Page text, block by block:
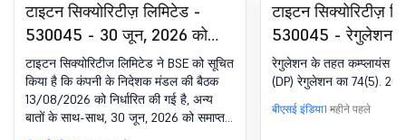
टाइटन सिक्योरिटीज़ लिमिटेड -
530045 - 30 जून, 2026 को
समाप्त तिमाही के लिए अनऑडिटेड
फाइनेंशियल परिणामों पर विचार करने
और अप्रूवल के लिए बोर्ड मीटिंग की
सूचना.
टाइटन सिक्योरिटीज लिमिटेड ने BSE को सूचित
किया है कि कंपनी के निदेशक मंडल की बैठक
13/08/2026 को निर्धारित की गई है, अन्य
बातों के साथ-साथ, 30 जून, 2026 को समाप्त
तिमाही के लिए अनऑडिटेड फाइनेंशियल
टाइटन सिक्योरिटीज़
530045 - रेगुलेशन
अनुपालन-सर्टिफिकेट.
विनियम, 2018 का
रेगुलेशन के तहत कम्प्लायंस
(DP) रेगुलेशन का 74(5).
बीएसई इंडिया1 महीने पहले